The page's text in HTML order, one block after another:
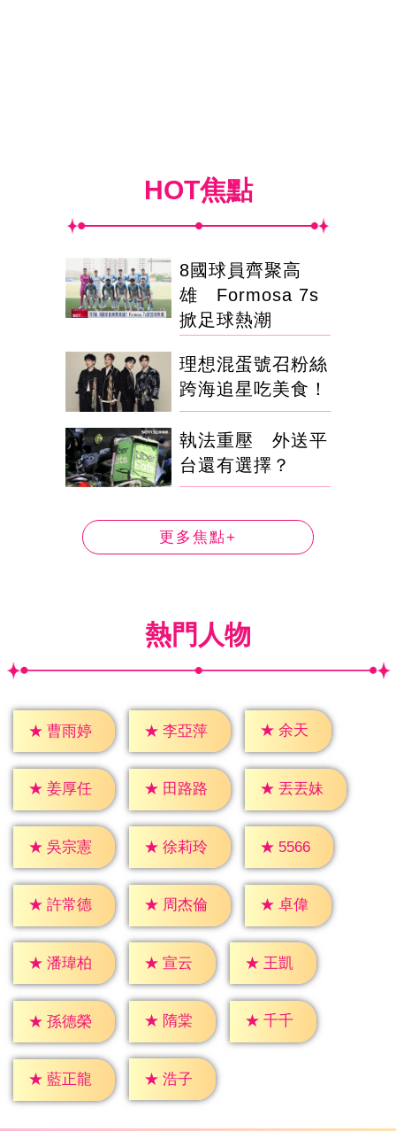
HOT焦點
8國球員齊聚高
雄 Formosa 7s
掀足球熱潮
理想混蛋號召粉絲
跨海追星吃美食！
執法重壓 外送平
台還有選擇？
更多焦點+
熱門人物
★ 曹雨婷 ★ 李亞萍 ★ 余天
★ 姜厚任 ★ 田路路 ★ 丟丟妹
★ 吳宗憲 ★ 徐莉玲 ★ 5566
★ 許常德 ★ 周杰倫 ★ 卓偉
★ 潘瑋柏 ★ 宣云 ★ 王凱
★ 孫德榮 ★ 隋棠 ★ 千千
★ 藍正龍 ★ 浩子